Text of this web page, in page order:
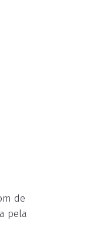
de
pela